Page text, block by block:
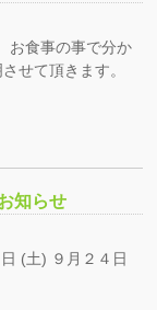
お食事の事で分か
せて頂きます。
知らせ
(土) ９月２４日